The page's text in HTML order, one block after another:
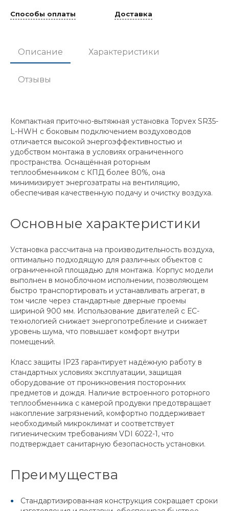
Способы оплаты Доставка
Описание Характеристики
Отзывы
Компактная приточно-вытяжная установка Topvex SR35-
L-HWH с боковым подключением воздуховодов
отличается высокой энергоэффективностью и
удобством монтажа в условиях ограниченного
пространства. Оснащённая роторным
теплообменником с КПД более 80%, она
минимизирует энергозатраты на вентиляцию,
обеспечивая качественную подачу и очистку воздуха.
Основные характеристики
Установка рассчитана на производительность воздуха,
оптимально подходящую для различных объектов с
ограниченной площадью для монтажа. Корпус модели
выполнен в моноблочном исполнении, позволяющем
быстро транспортировать и устанавливать агрегат, в
том числе через стандартные дверные проемы
шириной 900 мм. Использование двигателей с ЕС-
технологией снижает энергопотребление и снижает
уровень шума, что повышает комфорт внутри
помещений.
Класс защиты IP23 гарантирует надёжную работу в
стандартных условиях эксплуатации, защищая
оборудование от проникновения посторонних
предметов и дождя. Наличие встроенного роторного
теплообменника с камерой продувки предотвращает
накопление загрязнений, комфортно поддерживает
необходимый микроклимат и соответствует
гигиеническим требованиям VDI 6022-1, что
подтверждает санитарную безопасность установки.
Преимущества
Стандартизированная конструкция сокращает сроки